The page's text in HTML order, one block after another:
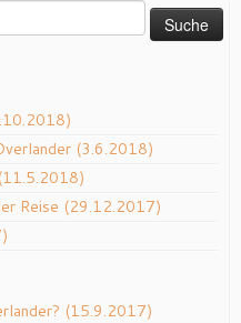
(3.6.2018)
Reise (29.12.2017)
(15.9.2017)